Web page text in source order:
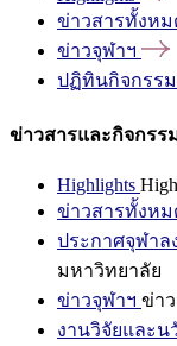
ข่าวสารทั้งหม
ข่าวจุฬาฯ
ปฏิทินกิจกรรม
ข่าวสารและกิจกรร
Highlights
ข่าวสารทั้งหม
ประกาศจุฬา
มหาวิทยาลัย
ข่าวจุฬาฯ ข่า
งานวิจัยและน